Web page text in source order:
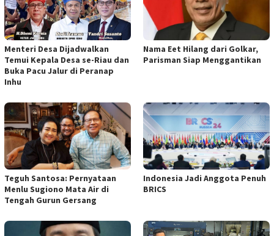
Menteri Desa Dijadwalkan
Temui Kepala Desa se-Riau dan
Buka Pacu Jalur di Peranap
Inhu
Nama Eet Hilang dari Golkar,
Parisman Siap Menggantikan
Teguh Santosa: Pernyataan
Menlu Sugiono Mata Air di
Tengah Gurun Gersang
Indonesia Jadi Anggota Penuh
BRICS